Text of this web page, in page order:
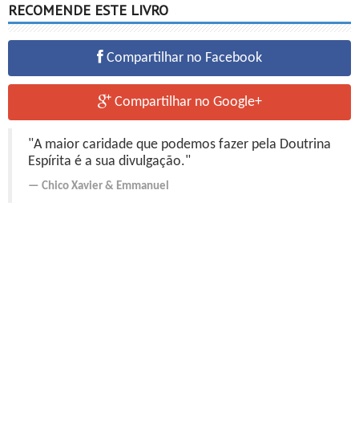
RECOMENDE ESTE LIVRO
Compartilhar no Facebook
Compartilhar no Google+
"A maior caridade que podemos fazer pela Doutrina
Espírita é a sua divulgação."
Chico Xavier & Emmanuel